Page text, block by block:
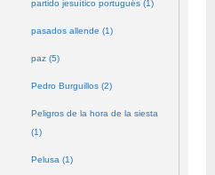
partido jesuítico portugués (1)
pasados allende (1)
paz (5)
Pedro Burguillos (2)
Peligros de la hora de la siesta
(1)
Pelusa (1)